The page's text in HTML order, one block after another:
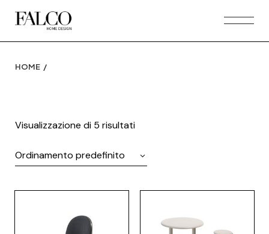
HOME
Visualizzazione di 5 risultati
Ordinamento predefinito